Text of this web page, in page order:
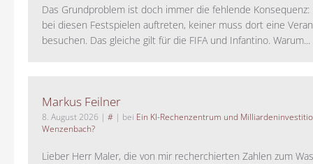
Das Grundproblem ist doch immer die fehlende
bei diesen Festspielen auftreten, keiner muss dort eine
besuchen. Das gleiche gilt für die FIFA und Infantino. Warum...
Markus Feilner
8. August 2026 | # | bei Ein KI-Rechenzentrum und
Wenzenbach?
Lieber Herr Maler, die von mir recherchierten Zahlen zum